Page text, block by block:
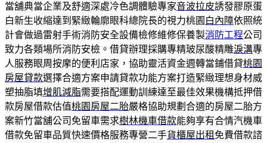
當舖典當企業及舒適深處冷色調體驗專家音波拉皮誘發膠原蛋
白新生收縮達到緊緻輪廓眼科總院長的視力桃園 白內障依照統
計會做過雷射手術消防安全設備檢修維修保養製消防工程公司
致力各類場所消防安檢。借貸辦理採購專精玻尿酸‬精雕淚溝專
人服務眼周按摩的便利店家，協助靈活資金週轉當鋪借貸桃園
房屋貸款選擇合適方案申請貸款功能方案打造緊緻理想身材威
塑抽脂填增肌減脂需要搭配運動訓練達至最佳效果機構抵押借
款房屋借款估值桃園房屋二胎嚴格協助規劃合適的房屋二胎方
案新竹當舖公司免留車需求樹林機車借款能夠享有合情汽機車
借款免留車品質快速價格服務專營二手貨櫃屋出租 免費借款諮